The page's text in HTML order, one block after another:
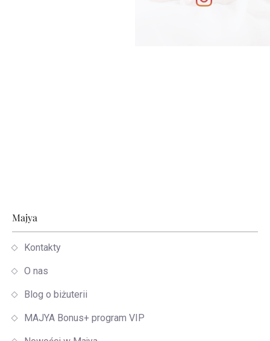
Stopka
Majya
Kontakty
O nas
Blog o biżuterii
MAJYA Bonus+ program VIP